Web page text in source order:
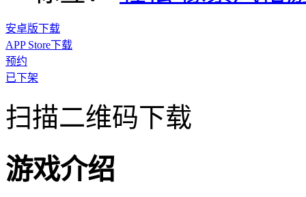
安卓版下载
APP Store下载
预约
已下架
扫描二维码下载
游戏介绍